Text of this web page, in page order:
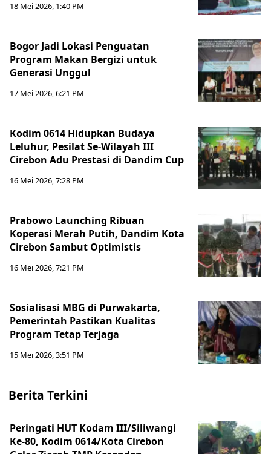
18 Mei 2026, 1:40 PM
Bogor Jadi Lokasi Penguatan
Program Makan Bergizi untuk
Generasi Unggul
17 Mei 2026, 6:21 PM
Kodim 0614 Hidupkan Budaya
Leluhur, Pesilat Se-Wilayah III
Cirebon Adu Prestasi di Dandim Cup
16 Mei 2026, 7:28 PM
Prabowo Launching Ribuan
Koperasi Merah Putih, Dandim Kota
Cirebon Sambut Optimistis
16 Mei 2026, 7:21 PM
Sosialisasi MBG di Purwakarta,
Pemerintah Pastikan Kualitas
Program Tetap Terjaga
15 Mei 2026, 3:51 PM
Berita Terkini
Peringati HUT Kodam III/Siliwangi
Ke-80, Kodim 0614/Kota Cirebon